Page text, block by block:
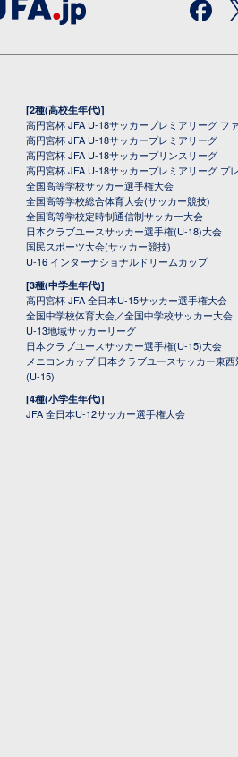
[2種(高校生年代)]
高円宮杯 JFA U-18サッカープレミアリーグ フ
高円宮杯 JFA U-18サッカープレミアリーグ
高円宮杯 JFA U-18サッカープリンスリーグ
高円宮杯 JFA U-18サッカープレミアリーグ プ
全国高等学校サッカー選手権大会
全国高等学校総合体育大会(サッカー競技)
全国高等学校定時制通信制サッカー大会
日本クラブユースサッカー選手権(U-18)大会
国民スポーツ大会(サッカー競技)
U-16 インターナショナルドリームカップ
[3種(中学生年代)]
高円宮杯 JFA 全日本U-15サッカー選手権大会
全国中学校体育大会／全国中学校サッカー大会
U-13地域サッカーリーグ
日本クラブユースサッカー選手権(U-15)大会
メニコンカップ 日本クラブユースサッカー東
(U-15)
[4種(小学生年代)]
JFA 全日本U-12サッカー選手権大会